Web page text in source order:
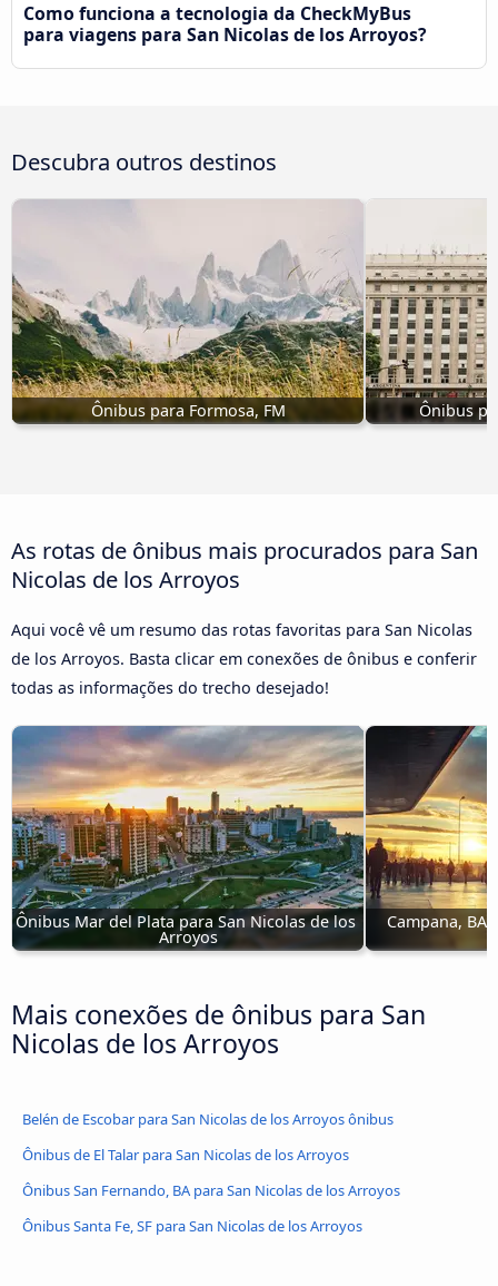
Como funciona a tecnologia da CheckMyBus
para viagens para San Nicolas de los Arroyos?
Descubra outros destinos
Ônibus para Formosa, FM Ônibus
As rotas de ônibus mais procurados para San
Nicolas de los Arroyos
Aqui você vê um resumo das rotas favoritas para San Nicolas
de los Arroyos. Basta clicar em conexões de ônibus e conferir
todas as informações do trecho desejado!
Ônibus Mar del Plata para San Nicolas de los
Arroyos
Campana, BA
Mais conexões de ônibus para San
Nicolas de los Arroyos
Belén de Escobar para San Nicolas de los Arroyos ônibus
Ônibus de El Talar para San Nicolas de los Arroyos
Ônibus San Fernando, BA para San Nicolas de los Arroyos
Ônibus Santa Fe, SF para San Nicolas de los Arroyos